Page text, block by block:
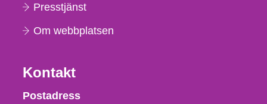
Presstjänst
Om webbplatsen
Kontakt
Strålsäkerhetsmyndigheten
Postadress